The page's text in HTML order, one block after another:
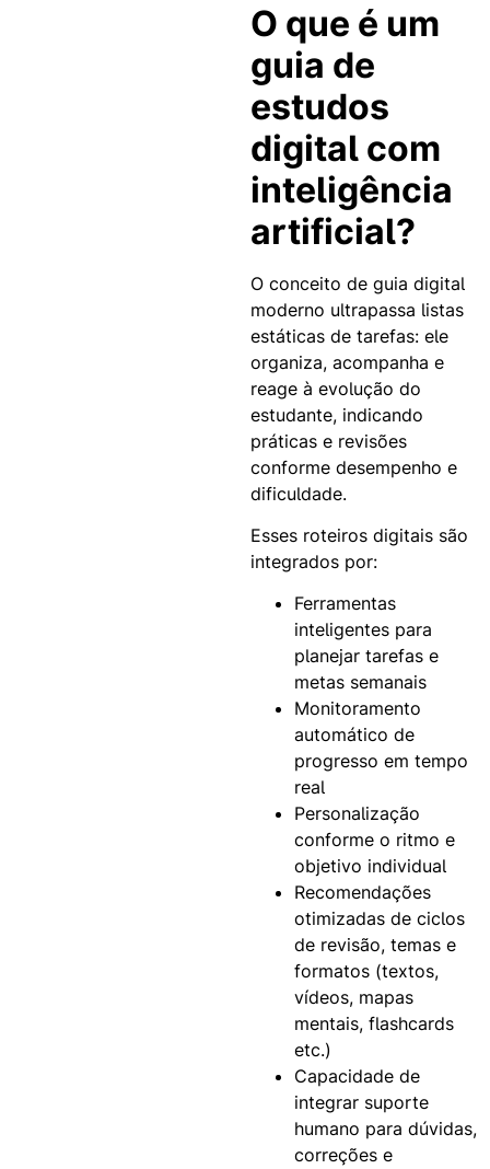
O que é um
guia de
estudos
digital com
inteligência
artificial?
O conceito de guia digital
moderno ultrapassa listas
estáticas de tarefas: ele
organiza, acompanha e
reage à evolução do
estudante, indicando
práticas e revisões
conforme desempenho e
dificuldade.
Esses roteiros digitais são
integrados por:
Ferramentas
inteligentes para
planejar tarefas e
metas semanais
Monitoramento
automático de
progresso em tempo
real
Personalização
conforme o ritmo e
objetivo individual
Recomendações
otimizadas de ciclos
de revisão, temas e
formatos (textos,
vídeos, mapas
mentais, flashcards
etc.)
Capacidade de
integrar suporte
humano para dúvidas,
correções e